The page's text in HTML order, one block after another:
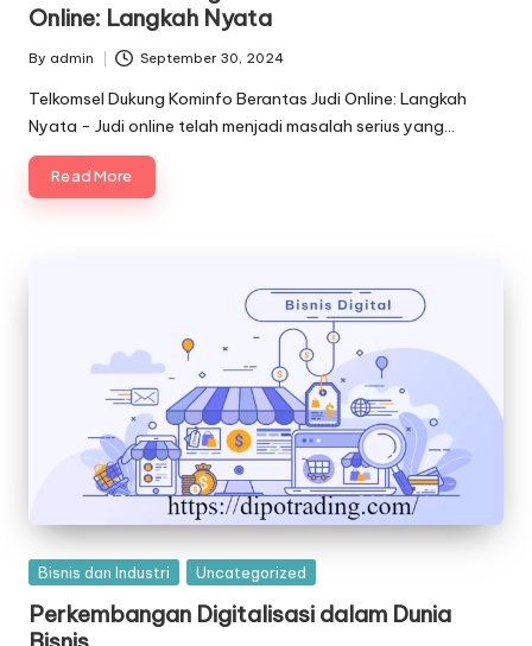
Online: Langkah Nyata
Posted
by
By admin September 30, 2024
Telkomsel Dukung Kominfo Berantas Judi Online: Langkah
Nyata - Judi online telah menjadi masalah serius yang…
Read More
Posted
Bisnis dan Industri Uncategorized
Perkembangan Digitalisasi dalam Dunia